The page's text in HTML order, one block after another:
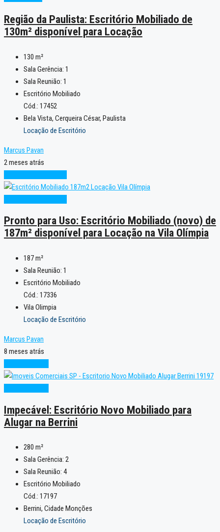
Região da Paulista: Escritório Mobiliado de
130m² disponível para Locação
130 m²
Sala Gerência: 1
Sala Reunião: 1
Escritório Mobiliado
Cód.: 17452
Bela Vista, Cerqueira César, Paulista
Locação de Escritório
Marcus Pavan
2 meses atrás
Pronto para Uso: Escritório Mobiliado (novo) de
187m² disponível para Locação na Vila Olímpia
187m²
Sala Reunião: 1
Escritório Mobiliado
Cód.: 17336
Vila Olimpia
Locação de Escritório
Marcus Pavan
8 meses atrás
Impecável: Escritório Novo Mobiliado para
Alugar na Berrini
280 m²
Sala Gerência: 2
Sala Reunião: 4
Escritório Mobiliado
Cód.: 17197
Berrini, Cidade Monções
Locação de Escritório